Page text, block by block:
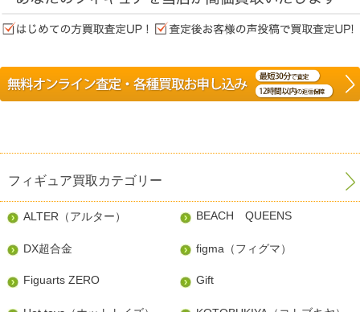
フィギュア買取カテゴリー
ALTER（アルター） BEACH QUEENS
DX超合金 figma（フィグマ）
Figuarts ZERO Gift